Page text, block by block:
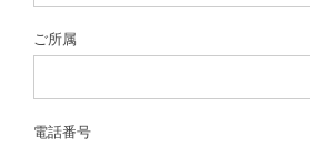
ご所属
電話番号